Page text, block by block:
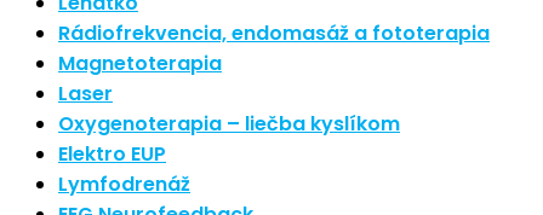
Rádiofrekvencia, endomasáž a fototerapia
Magnetoterapia
Laser
Oxygenoterapia – liečba kyslíkom
Elektro EUP
Lymfodrenáž
Hudba a vývoj mozgu
Najnovšie komentáre
Žiadne komentáre na zobrazenie.
Archív